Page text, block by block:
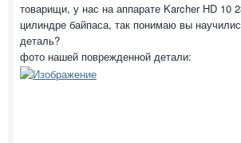
товарищи, у нас на аппарате Karcher HD 10
цилиндре байпаса, так понимаю вы
деталь?
фото нашей поврежденной детали: